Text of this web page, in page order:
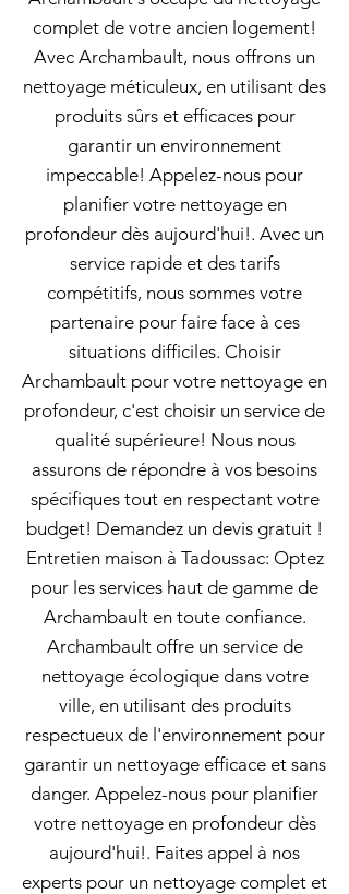
complet de votre ancien logement!
Avec Archambault, nous offrons un
nettoyage méticuleux, en utilisant des
produits sûrs et efficaces pour
garantir un environnement
impeccable! Appelez-nous pour
planifier votre nettoyage en
profondeur dès aujourd'hui!. Avec un
service rapide et des tarifs
compétitifs, nous sommes votre
partenaire pour faire face à ces
situations difficiles. Choisir
Archambault pour votre nettoyage en
profondeur, c'est choisir un service de
qualité supérieure! Nous nous
assurons de répondre à vos besoins
spécifiques tout en respectant votre
budget! Demandez un devis gratuit !
Entretien maison à Tadoussac: Optez
pour les services haut de gamme de
Archambault en toute confiance.
Archambault offre un service de
nettoyage écologique dans votre
ville, en utilisant des produits
respectueux de l'environnement pour
garantir un nettoyage efficace et sans
danger. Appelez-nous pour planifier
votre nettoyage en profondeur dès
aujourd'hui!. Faites appel à nos
experts pour un nettoyage complet et